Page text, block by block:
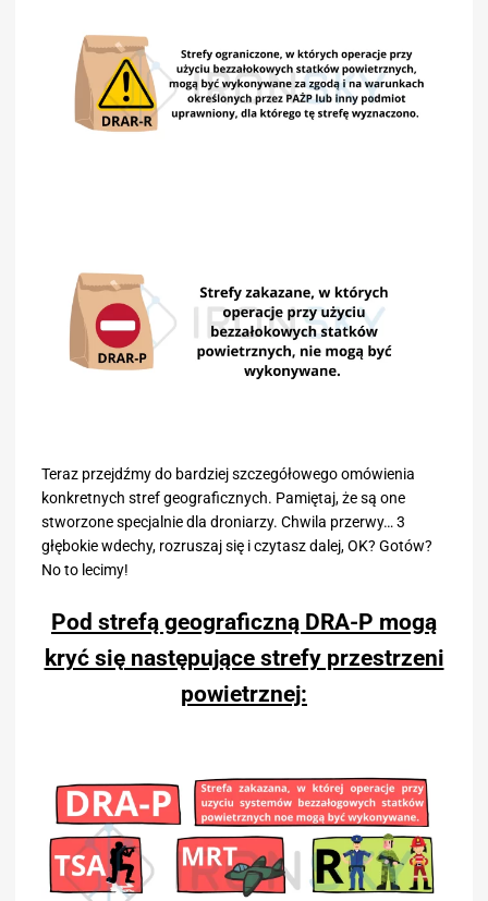
Teraz przejdźmy do bardziej szczegółowego omówienia
konkretnych stref geograficznych. Pamiętaj, że są one
stworzone specjalnie dla droniarzy. Chwila przerwy… 3
głębokie wdechy, rozruszaj się i czytasz dalej, OK? Gotów?
No to lecimy!
Pod strefą geograficzną DRA-P mogą
kryć się następujące strefy przestrzeni
powietrznej: